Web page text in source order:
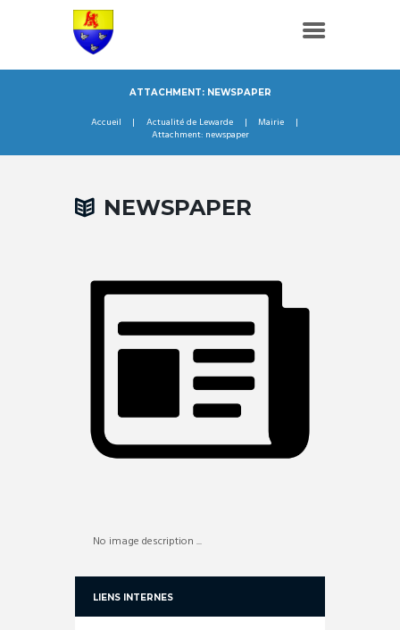
ATTACHMENT: NEWSPAPER
Accueil Actualité de Lewarde
Mairie
Attachment: newspaper
NEWSPAPER
No image description ...
LIENS INTERNES